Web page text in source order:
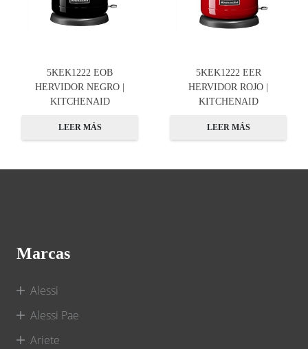
5KEK1222 EOB
HERVIDOR NEGRO |
KITCHENAID
LEER MÁS
5KEK1222 EER
HERVIDOR ROJO |
KITCHENAID
LEER MÁS
Marcas
Alessi
Alessi Pae
Ariete